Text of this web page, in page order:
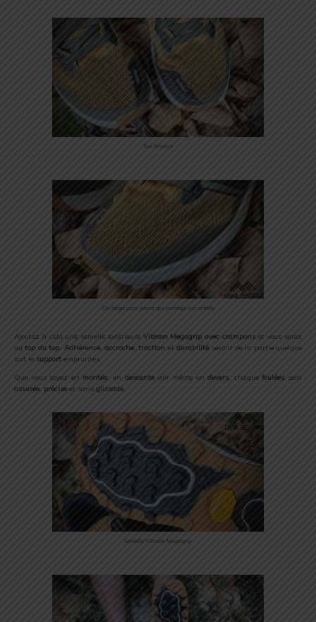
Toe Protect
Un large pare pierre qui protège vos orteils
Ajoutez à cela une semelle extérieure Vibram Megagrip avec cramponset vous serez
autop du top. Adhérence, accroche,traction etdurabilité seront de la partie quelque
soit le support empruntés.
Que vous soyez en montée, en descentevoir même endevers, chaque foulées sera
assurée, précise et sans glissade.
Semelle Vibram Megagrip